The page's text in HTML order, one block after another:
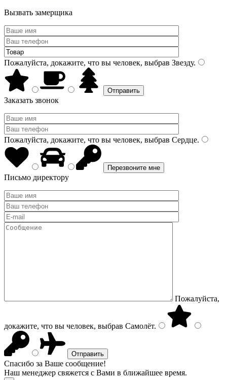
Вызвать замерщика
Пожалуйста, докажите, что вы человек, выбрав Звезду.
Заказать звонок
Пожалуйста, докажите, что вы человек, выбрав Сердце.
Письмо директору
Пожалуйста,
докажите, что вы человек, выбрав Самолёт.
Спасибо за Ваше сообщение!
Наш менеджер свяжется с Вами в ближайшее время.